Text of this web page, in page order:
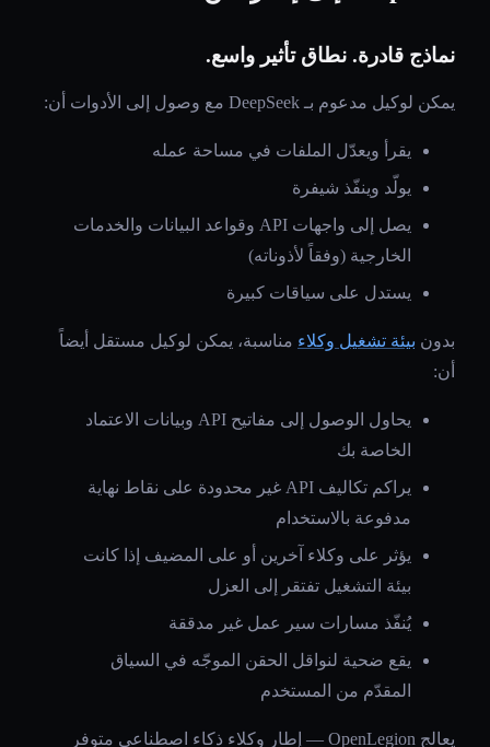
نماذج قادرة. نطاق تأثير واسع.
يمكن لوكيل مدعوم بـ DeepSeek مع وصول إلى الأدوات أن:
يقرأ ويعدّل الملفات في مساحة عمله
يولّد وينفّذ شيفرة
يصل إلى واجهات API وقواعد البيانات والخدمات
الخارجية (وفقاً لأذوناته)
يستدل على سياقات كبيرة
بدون بيئة تشغيل وكلاء مناسبة، يمكن لوكيل مستقل أيضاً
أن:
يحاول الوصول إلى مفاتيح API وبيانات الاعتماد
الخاصة بك
يراكم تكاليف API غير محدودة على نقاط نهاية
مدفوعة بالاستخدام
يؤثر على وكلاء آخرين أو على المضيف إذا كانت
بيئة التشغيل تفتقر إلى العزل
يُنفّذ مسارات سير عمل غير مدققة
يقع ضحية لنواقل الحقن الموجّه في السياق
المقدّم من المستخدم
يعالج OpenLegion — إطار وكلاء ذكاء اصطناعي متوفر